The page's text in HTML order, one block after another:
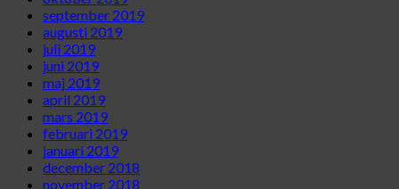
september 2019
augusti 2019
juli 2019
juni 2019
maj 2019
april 2019
mars 2019
februari 2019
januari 2019
december 2018
november 2018